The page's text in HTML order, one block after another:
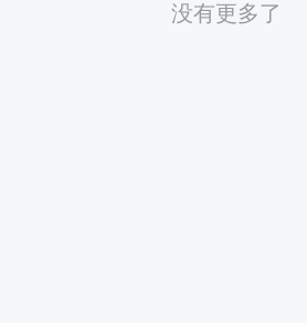
没有更多了